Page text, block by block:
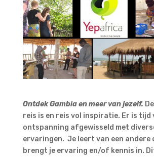
Ontdek Gambia en meer van jezelf.
reis is en reis vol inspiratie. Er is tijd
ontspanning afgewisseld met
ervaringen. Je leert van een andere
brengt je ervaring en/of kennis in.